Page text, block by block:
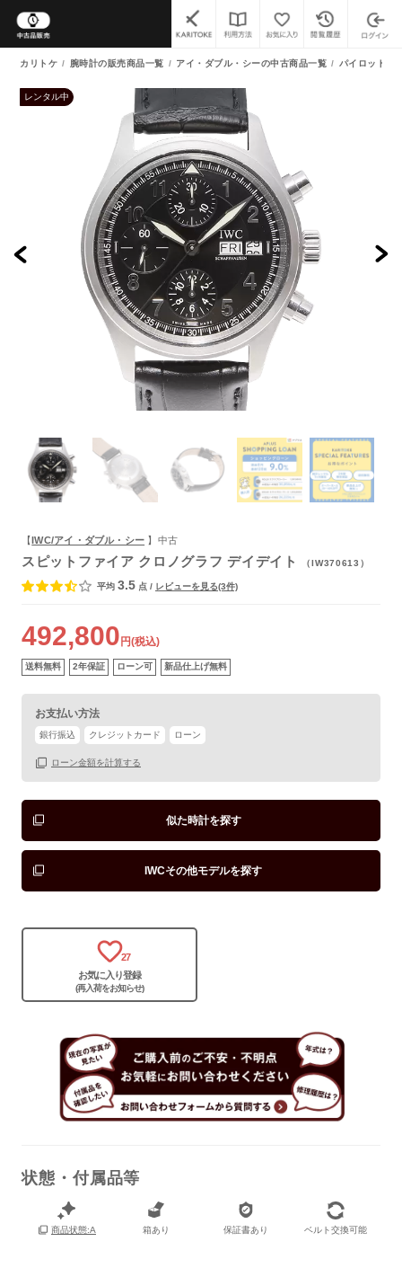
カリトケ 腕時計の販売商品一覧 アイ・ダブル・シーの中古商品一覧 パイロットウ
レンタル中
【 IWC/アイ・ダブル・シー 】中古
スピットファイア クロノグラフ デイデイト （IW370613）
平均 3.5 点 / レビューを見る(3件)
492,800 円(税込)
送料無料 2年保証 ローン可 新品仕上げ無料
お支払い方法
銀行振込 クレジットカード ローン
ローン金額を計算する
似た時計を探す
IWCその他モデルを探す
27
お気に入り登録
(再入荷をお知らせ)
状態・付属品等
商品状態:A 箱あり 保証書あり ベルト交換可能
保証書